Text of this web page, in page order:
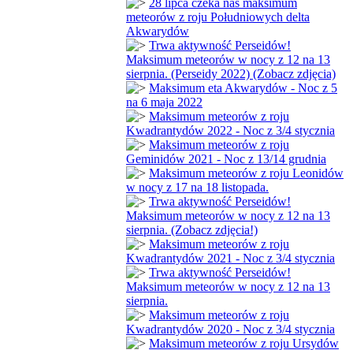
meteorów z roju Południowych delta
Akwarydów
Trwa aktywność Perseidów!
Maksimum meteorów w nocy z 12 na 13
sierpnia. (Perseidy 2022) (Zobacz zdjęcia)
Maksimum eta Akwarydów - Noc z 5
na 6 maja 2022
Maksimum meteorów z roju
Kwadrantydów 2022 - Noc z 3/4 stycznia
Maksimum meteorów z roju
Geminidów 2021 - Noc z 13/14 grudnia
Maksimum meteorów z roju Leonidów
w nocy z 17 na 18 listopada.
Trwa aktywność Perseidów!
Maksimum meteorów w nocy z 12 na 13
sierpnia. (Zobacz zdjęcia!)
Maksimum meteorów z roju
Kwadrantydów 2021 - Noc z 3/4 stycznia
Trwa aktywność Perseidów!
Maksimum meteorów w nocy z 12 na 13
sierpnia.
Maksimum meteorów z roju
Kwadrantydów 2020 - Noc z 3/4 stycznia
Maksimum meteorów z roju Ursydów